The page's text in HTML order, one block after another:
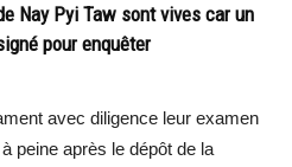
Nay Pyi Taw sont vives car un
pour enquêter
avec diligence leur examen
peine après le dépôt de la